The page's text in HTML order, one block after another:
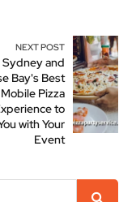
NEXT POST
Sydney and
Bay's Best
Mobile Pizza
to
with Your
Event